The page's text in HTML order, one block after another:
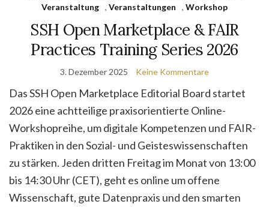
Veranstaltung , Veranstaltungen , Workshop
SSH Open Marketplace & FAIR
Practices Training Series 2026
3. Dezember 2025 Keine Kommentare
Das SSH Open Marketplace Editorial Board startet
2026 eine achtteilige praxisorientierte Online-
Workshopreihe, um digitale Kompetenzen und FAIR-
Praktiken in den Sozial- und Geisteswissenschaften
zu stärken. Jeden dritten Freitag im Monat von 13:00
bis 14:30 Uhr (CET), geht es online um offene
Wissenschaft, gute Datenpraxis und den smarten